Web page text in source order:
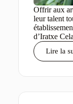
Offrir aux
leur talent
d’Iratxe
Lire la